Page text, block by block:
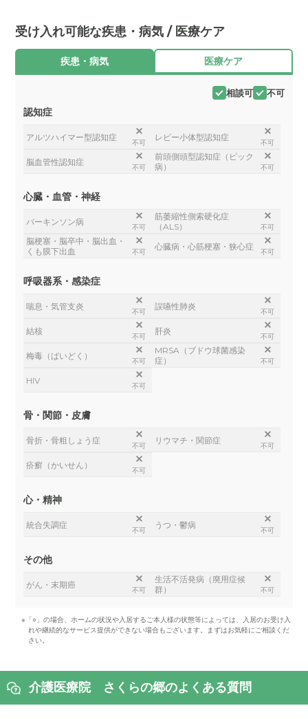
受け入れ可能な疾患・病気 / 医療ケア
疾患・病気 医療ケア
相談可 不可
認知症
アルツハイマー型認知症
不可
レビー小体型認知症
不可
脳血管性認知症
不可
前頭側頭型認知症（ピック
病）
不可
心臓・血管・神経
パーキンソン病
不可
筋萎縮性側索硬化症
（ALS）
不可
脳梗塞・脳卒中・脳出血・
くも膜下出血
不可
心臓病・心筋梗塞・狭心症
不可
呼吸器系・感染症
喘息・気管支炎
不可
誤嚥性肺炎
不可
結核
不可
肝炎
不可
梅毒（ばいどく）
不可
MRSA（ブドウ球菌感染
症）
不可
HIV
不可
骨・関節・皮膚
骨折・骨粗しょう症
不可
リウマチ・関節症
不可
疥癬（かいせん）
不可
心・精神
統合失調症
不可
うつ・鬱病
不可
その他
がん・末期癌
不可
生活不活発病（廃用症候
群）
不可
※「○」の場合、ホームの状況や入居するご本人様の状態等によっては、入居のお受け入
れや継続的なサービス提供ができない場合もございます。まずはお気軽にご相談くだ
さい。
介護医療院 さくらの郷のよくある質問